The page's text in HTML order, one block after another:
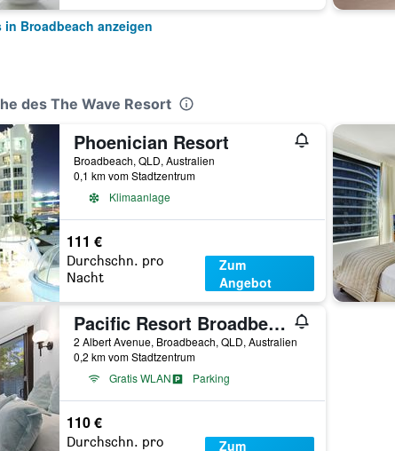
in Broadbeach anzeigen
des The Wave Resort
Phoenician Resort
Broadbeach, QLD, Australien
0,1 km vom Stadtzentrum
Klimaanlage
111 €
Durchschn. pro
Nacht
Zum
Angebot
Pacific Resort Broadbeach
2 Albert Avenue, Broadbeach, QLD, Australien
0,2 km vom Stadtzentrum
Gratis WLAN
Parking
110 €
Durchschn. pro
Zum